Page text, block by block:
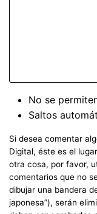
No se
Saltos
Si desea comentar
Digital, éste es el
otra cosa, por favor,
comentarios que no
dibujar una bandera
japonesa”), serán